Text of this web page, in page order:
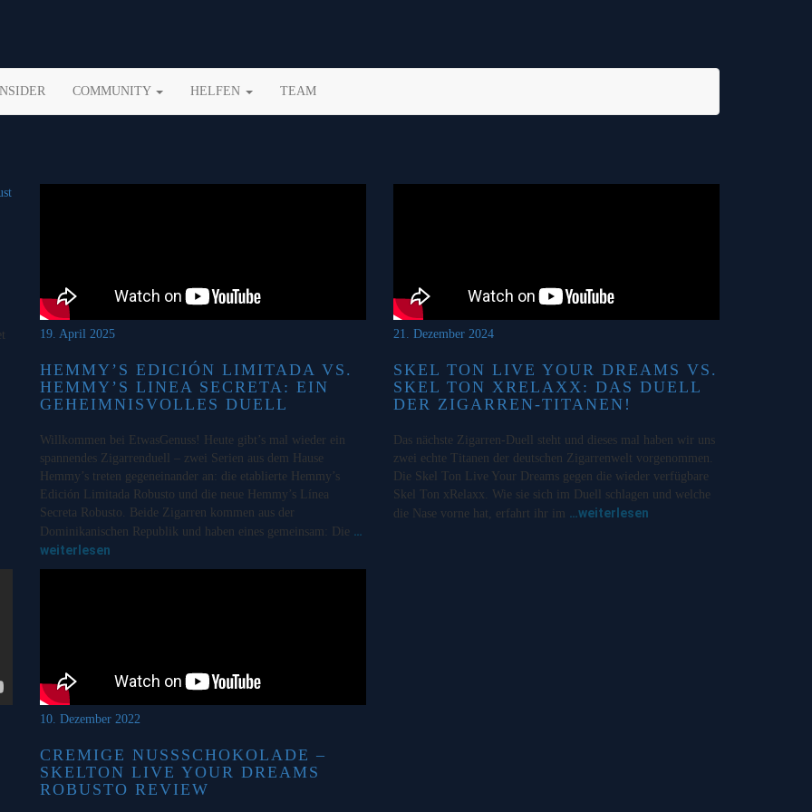
COMMUNITY HELFEN TEAM
19. April 2025
HEMMY’S EDICIÓN LIMITADA VS.
HEMMY’S LINEA SECRETA: EIN
GEHEIMNISVOLLES DUELL
Willkommen bei EtwasGenuss! Heute gibt’s mal wieder ein
spannendes Zigarrenduell – zwei Serien aus dem Hause
Hemmy’s treten gegeneinander an: die etablierte Hemmy’s
Edición Limitada Robusto und die neue Hemmy’s Línea
Secreta Robusto. Beide Zigarren kommen aus der
Dominikanischen Republik und haben eines gemeinsam: Die …
weiterlesen
21. Dezember 2024
SKEL TON LIVE YOUR DREAMS VS.
SKEL TON XRELAXX: DAS DUELL
DER ZIGARREN-TITANEN!
Das nächste Zigarren-Duell steht und dieses mal haben wir uns
zwei echte Titanen der deutschen Zigarrenwelt vorgenommen.
Die Skel Ton Live Your Dreams gegen die wieder verfügbare
Skel Ton xRelaxx. Wie sie sich im Duell schlagen und welche
die Nase vorne hat, erfahrt ihr im …weiterlesen
10. Dezember 2022
CREMIGE NUSSSCHOKOLADE –
SKELTON LIVE YOUR DREAMS
ROBUSTO REVIEW